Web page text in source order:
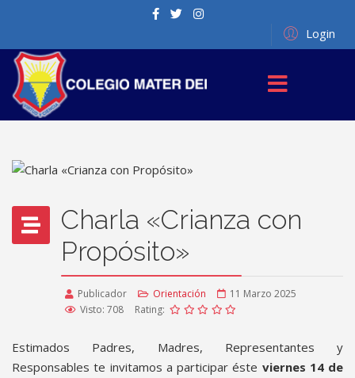
Login
Charla «Crianza con
Propósito»
Publicador Orientación
11 Marzo 2025
Visto: 708
Rating:
Estimados Padres, Madres, Representantes y
Responsables te invitamos a participar éste viernes 14 de